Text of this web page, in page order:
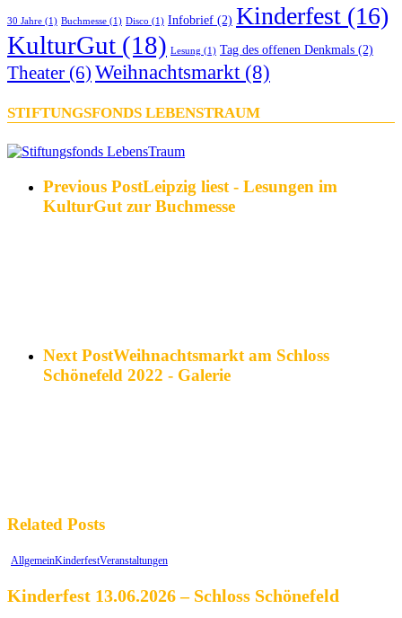
30 Jahre (1) Buchmesse (1) Disco (1) Infobrief (2) Kinderfest (16)
KulturGut (18) Lesung (1) Tag des offenen Denkmals (2)
Theater (6) Weihnachtsmarkt (8)
STIFTUNGSFONDS LEBENSTRAUM
Previous PostLeipzig liest - Lesungen im
KulturGut zur Buchmesse
Next PostWeihnachtsmarkt am Schloss
Schönefeld 2022 - Galerie
Related Posts
AllgemeinKinderfestVeranstaltungen
Kinderfest 13.06.2026 – Schloss Schönefeld